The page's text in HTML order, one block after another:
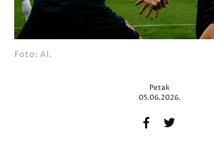
Foto: AI.
Petak
05.06.2026.